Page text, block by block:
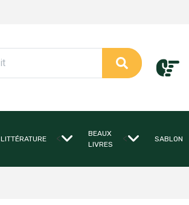
LITTÉRATURE <
BEAUX
LIVRES
< SABLON